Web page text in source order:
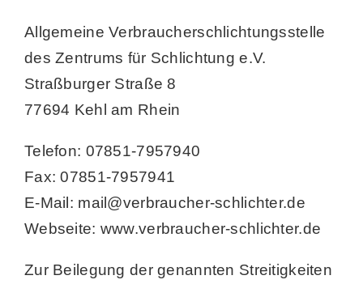
Allgemeine Verbraucherschlichtungsstelle
des Zentrums für Schlichtung e.V.
Straßburger Straße 8
77694 Kehl am Rhein
Telefon: 07851-7957940
Fax: 07851-7957941
E-Mail: mail@verbraucher-schlichter.de
Webseite: www.verbraucher-schlichter.de
Zur Beilegung der genannten Streitigkeiten